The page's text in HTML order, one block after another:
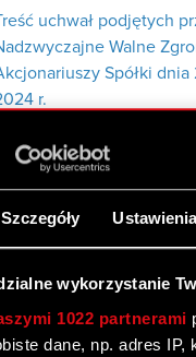
Szczegóły
wykorzystanie
1022 partnerami
dane, np. adres IP,
uchwał podjętych
Walne
Spółki dnia
r.
ESPI - RB 27/2024
bieżący nr 26/
2024
uchwał
Podstawa